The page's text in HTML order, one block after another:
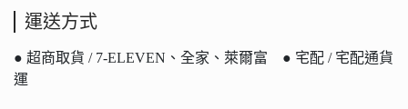
運送方式
● 超商取貨 / 7-ELEVEN、全家、萊爾富 ● 宅配 / 宅配通貨
運